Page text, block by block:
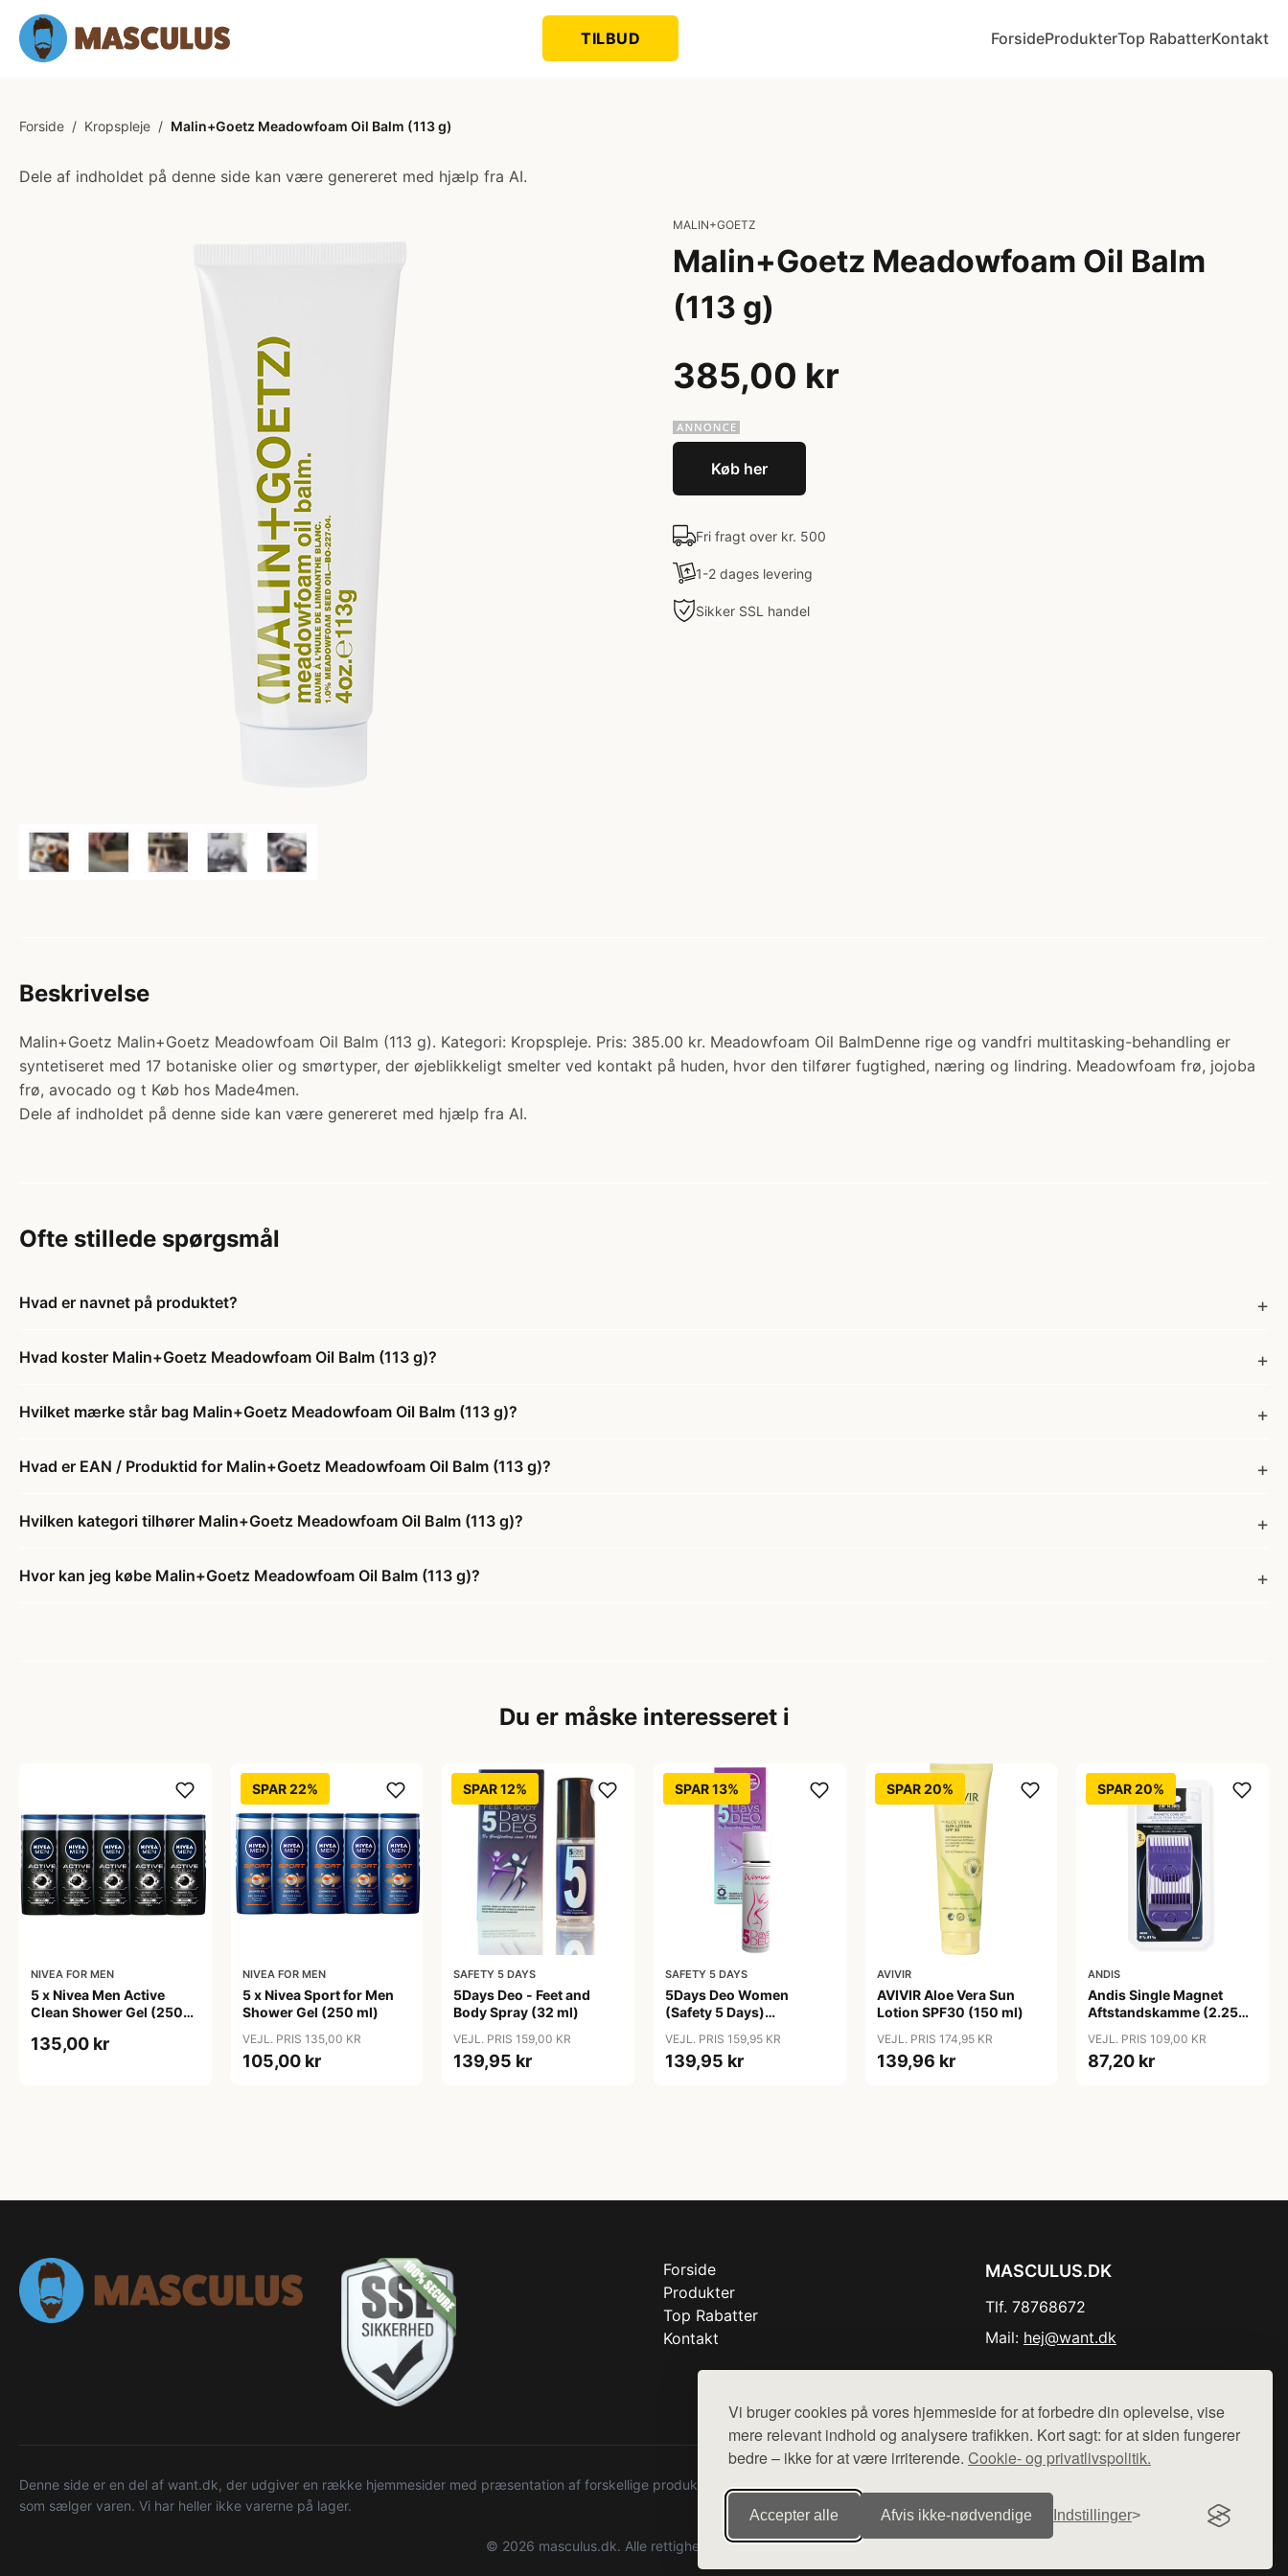
Vi bruger cookies på vores hjemmeside for at forbedre din oplevelse, vise
mere relevant indhold og analysere trafikken. Kort sagt: for at siden fungerer
bedre – ikke for at være irriterende. Cookie- og privatlivspolitik.
Accepter alle Afvis ikke‑nødvendige Indstillinger
TILBUD ForsideProdukterTop RabatterKontakt
Forside / Kropspleje / Malin+Goetz Meadowfoam Oil Balm (113 g)
Dele af indholdet på denne side kan være genereret med hjælp fra AI.
MALIN+GOETZ
Malin+Goetz Meadowfoam Oil Balm
(113 g)
385,00 kr
Køb her
Fri fragt over kr. 500
1-2 dages levering
Sikker SSL handel
Beskrivelse
Malin+Goetz Malin+Goetz Meadowfoam Oil Balm (113 g). Kategori: Kropspleje. Pris: 385.00 kr. Meadowfoam Oil BalmDenne rige og vandfri multitasking-behandling er
syntetiseret med 17 botaniske olier og smørtyper, der øjeblikkeligt smelter ved kontakt på huden, hvor den tilfører fugtighed, næring og lindring. Meadowfoam frø, jojoba
frø, avocado og t Køb hos Made4men.
Dele af indholdet på denne side kan være genereret med hjælp fra AI.
Ofte stillede spørgsmål
Hvad er navnet på produktet?
Hvad koster Malin+Goetz Meadowfoam Oil Balm (113 g)?
Hvilket mærke står bag Malin+Goetz Meadowfoam Oil Balm (113 g)?
Hvad er EAN / Produktid for Malin+Goetz Meadowfoam Oil Balm (113 g)?
Hvilken kategori tilhører Malin+Goetz Meadowfoam Oil Balm (113 g)?
Hvor kan jeg købe Malin+Goetz Meadowfoam Oil Balm (113 g)?
Du er måske interesseret i
NIVEA FOR MEN
5 x Nivea Men Active
Clean Shower Gel (250
135,00 kr
SPAR 22%
NIVEA FOR MEN
5 x Nivea Sport for Men
Shower Gel (250 ml)
VEJL. PRIS 135,00 KR
105,00 kr
SPAR 12%
SAFETY 5 DAYS
5Days Deo - Feet and
Body Spray (32 ml)
VEJL. PRIS 159,00 KR
139,95 kr
SPAR 13%
SAFETY 5 DAYS
5Days Deo Women
(Safety 5 Days)
VEJL. PRIS 159,95 KR
139,95 kr
SPAR 20%
AVIVIR
AVIVIR Aloe Vera Sun
Lotion SPF30 (150 ml)
VEJL. PRIS 174,95 KR
139,96 kr
SPAR 20%
ANDIS
Andis Single Magnet
Aftstandskamme (2.25
VEJL. PRIS 109,00 KR
87,20 kr
Forside
Produkter
Top Rabatter
Kontakt
MASCULUS.DK
Tlf. 78768672
Mail: hej@want.dk
Denne side er en del af want.dk, der udgiver en række hjemmesider med præsentation af forskellige produkter fra diverse webshops. Der sælges ikke varer fra denne side - vi henviser til de shops,
som sælger varen. Vi har heller ikke varerne på lager.
© 2026 masculus.dk. Alle rettigheder forbeholdes.